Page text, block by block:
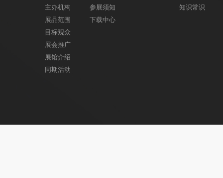
主办机构
展品范围
目标观众
展会推广
展馆介绍
同期活动
参展须知
下载中心
知识常识